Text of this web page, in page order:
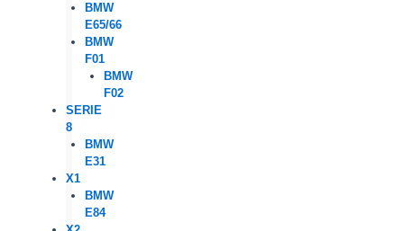
BMW
E65/66
BMW
F01
BMW
F02
SERIE
8
BMW
E31
X1
BMW
E84